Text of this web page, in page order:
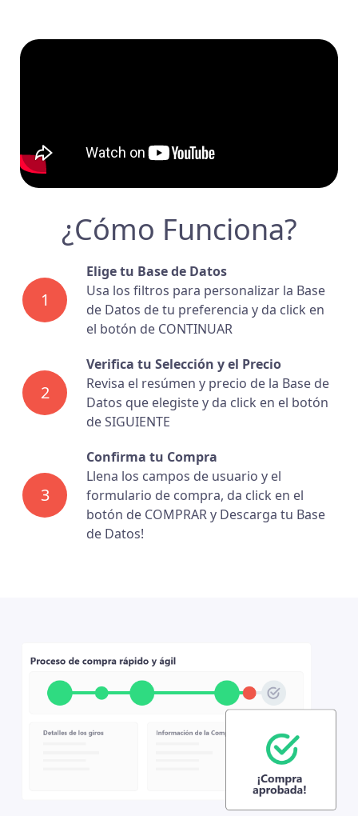
¿Cómo Funciona?
1
Elige tu Base de Datos
Usa los filtros para personalizar la Base
de Datos de tu preferencia y da click en
el botón de CONTINUAR
2
Verifica tu Selección y el Precio
Revisa el resúmen y precio de la Base de
Datos que elegiste y da click en el botón
de SIGUIENTE
3
Confirma tu Compra
Llena los campos de usuario y el
formulario de compra, da click en el
botón de COMPRAR y Descarga tu Base
de Datos!